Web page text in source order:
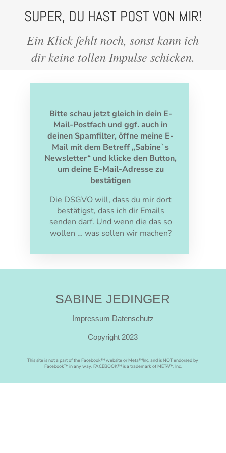
SUPER, DU HAST POST VON MIR!
Ein Klick fehlt noch, sonst kann ich
dir keine tollen Impulse schicken.
Bitte schau jetzt gleich in dein E-
Mail-Postfach und ggf. auch in
deinen Spamfilter, öffne meine E-
Mail mit dem Betreff „Sabine`s
Newsletter“ und klicke den Button,
um deine E-Mail-Adresse zu
bestätigen
Die DSGVO will, dass du mir dort
bestätigst, dass ich dir Emails
senden darf. Und wenn die das so
wollen … was sollen wir machen?
SABINE JEDINGER
Impressum Datenschutz
Copyright 2023
This site is not a part of the Facebook™ website or Meta™Inc. and is NOT endorsed by
Facebook™ in any way. FACEBOOK™ is a trademark of META™, Inc.
ch